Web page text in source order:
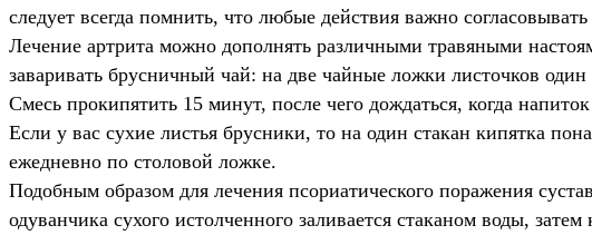
следует всегда помнить, что любые действия важно
Лечение артрита можно дополнять различными травяными
заваривать брусничный чай: на две чайные ложки листочков один
Смесь прокипятить 15 минут, после чего дождаться, когда
Если у вас сухие листья брусники, то на один стакан кипятка
ежедневно по столовой ложке.
Подобным образом для лечения псориатического поражения
одуванчика сухого истолченного заливается стаканом воды,